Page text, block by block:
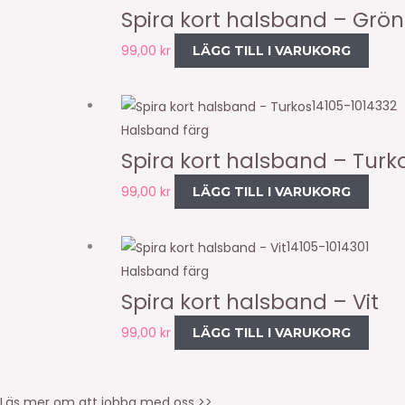
Spira kort halsband –
99,00 kr LÄGG TILL I VARUKORG
14105-1014332
Halsband färg
Spira kort halsband –
99,00 kr LÄGG TILL I VARUKORG
14105-1014301
Halsband färg
Spira kort halsband – Vit
99,00 kr LÄGG TILL I VARUKORG